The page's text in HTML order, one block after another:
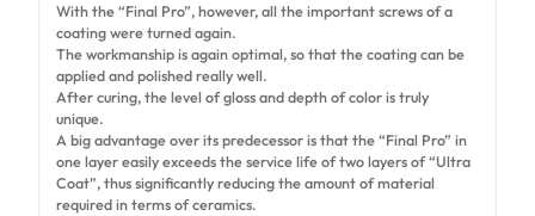
With the “Final Pro”, however, all the important screws of a
coating were turned again.
The workmanship is again optimal, so that the coating can be
applied and polished really well.
After curing, the level of gloss and depth of color is truly
unique.
A big advantage over its predecessor is that the “Final Pro” in
one layer easily exceeds the service life of two layers of “Ultra
Coat”, thus significantly reducing the amount of material
required in terms of ceramics.